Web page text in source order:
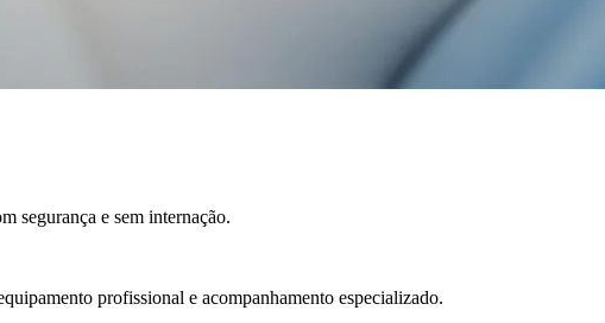
segurança e sem internação.
profissional e acompanhamento especializado.